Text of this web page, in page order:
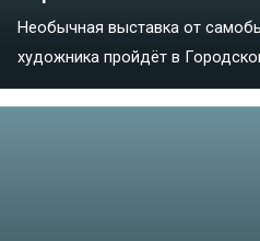
Необычная выставка от
художника пройдёт в